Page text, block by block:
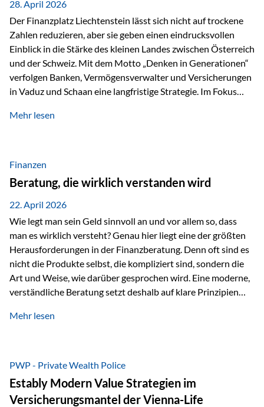
28. April 2026
Der Finanzplatz Liechtenstein lässt sich nicht auf trockene
Zahlen reduzieren, aber sie geben einen eindrucksvollen
Einblick in die Stärke des kleinen Landes zwischen Österreich
und der Schweiz. Mit dem Motto „Denken in Generationen“
verfolgen Banken, Vermögensverwalter und Versicherungen
in Vaduz und Schaan eine langfristige Strategie. Im Fokus
Marktzugang Liechtenstein hat sich in den letzten Jahren zu
verfügbaren Kennzahlen (Stand Ende 2024, veröffentlicht
2025/2026)…
Mehr lesen
Finanzen
Beratung, die wirklich verstanden wird
22. April 2026
Wie legt man sein Geld sinnvoll an und vor allem so, dass
man es wirklich versteht? Genau hier liegt eine der größten
Herausforderungen in der Finanzberatung. Denn oft sind es
nicht die Produkte selbst, die kompliziert sind, sondern die
Art und Weise, wie darüber gesprochen wird. Eine moderne,
verständliche Beratung setzt deshalb auf klare Prinzipien
fünf zentrale Faktoren: eine saubere Struktur, breite
diesem Thema liefern unter anderem die praxisnahen
Ansätze von Finanzexperte Klaus Rost, der seit vielen Jahren
für eine verständliche und…
Mehr lesen
PWP - Private Wealth Police
Estably Modern Value Strategien im
Versicherungsmantel der Vienna-Life